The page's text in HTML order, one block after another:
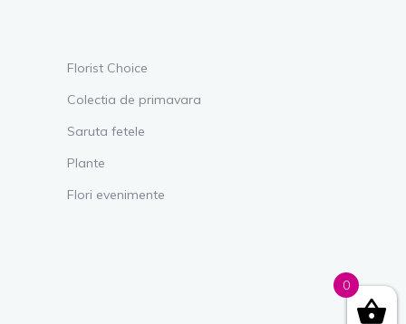
Florist Choice
Colectia de primavara
Saruta fetele
Plante
Flori evenimente
0